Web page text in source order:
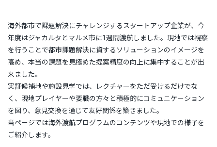
海外都市で課題解決にチャレンジするスタートアップ企業が、今
年度はジャカルタとマルメ市に1週間渡航しました。現地では視察
を行うことで都市課題解決に資するソリューションのイメージを
高め、本当の課題を見極めた提案精度の向上に集中することが出
来ました。
実証候補地や施設見学では、レクチャーをただ受けるだけでな
く、現地プレイヤーや要職の方々と積極的にコミュニケーション
を図り、意見交換を通じて友好関係を築きました。
当ページでは海外渡航プログラムのコンテンツや現地での様子を
ご紹介します。